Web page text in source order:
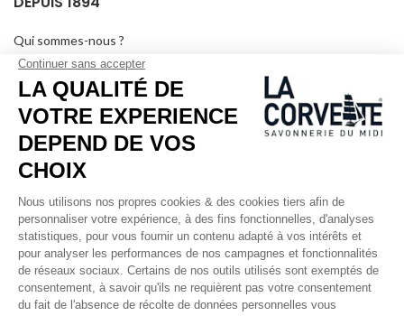
Qui sommes-nous ?
Savons personnalisés
Visiter le musée
Devenir revendeur
Dans les médias
Mentions légales
RÉSEAUX SOCIAUX
Facebook